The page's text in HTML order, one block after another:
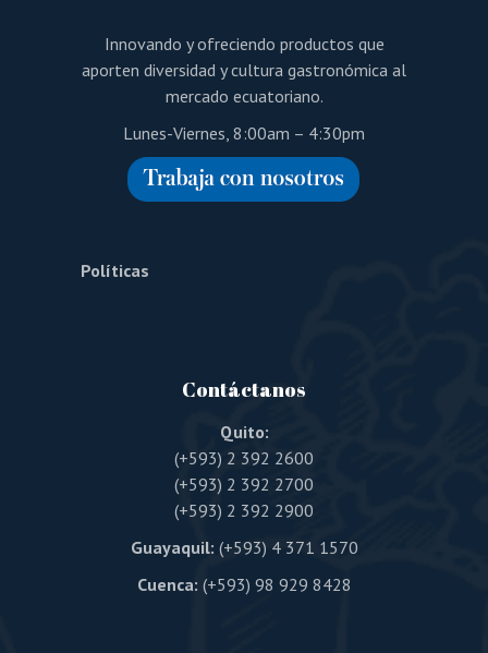
Innovando y ofreciendo productos que
aporten diversidad y cultura gastronómica al
mercado ecuatoriano.
Lunes-Viernes, 8:00am – 4:30pm
Políticas
Contáctanos
Quito:
(+593) 2 392 2600
(+593) 2 392 2700
(+593) 2 392 2900
Guayaquil: (+593) 4 371 1570
Cuenca: (+593) 98 929 8428